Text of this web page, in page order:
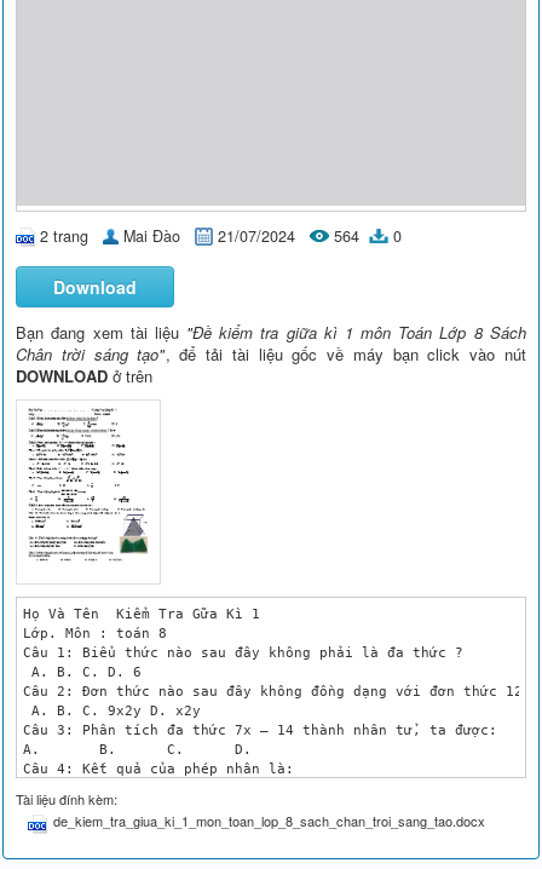
2 trang Mai Đào 21/07/2024 564 0
Download
Bạn đang xem tài liệu "Đề kiểm tra giữa kì 1 môn Toán Lớp 8 Sách
Chân trời sáng tạo", để tải tài liệu gốc về máy bạn click vào nút
DOWNLOAD ở trên
Họ Và Tên  Kiểm Tra Gữa Kì 1
Lớp. Môn : toán 8
Câu 1: Biểu thức nào sau đây không phải là đa thức ?
A. B. C. D. 6
Câu 2: Đơn thức nào sau đây không đồng dạng với đơn thức
A. B. C. 9x2y D. x2y
Câu 3: Phân tích đa thức 7x – 14 thành nhân tử, ta được:
A.	 B.	 C.	 D.
Câu 4: Kết quả của phép nhân là:
Câu 5: : Kết quả của phép nhân là:
A. B. 	 C.	 D.
Tài liệu đính kèm:
de_kiem_tra_giua_ki_1_mon_toan_lop_8_sach_chan_troi_sang_tao.docx